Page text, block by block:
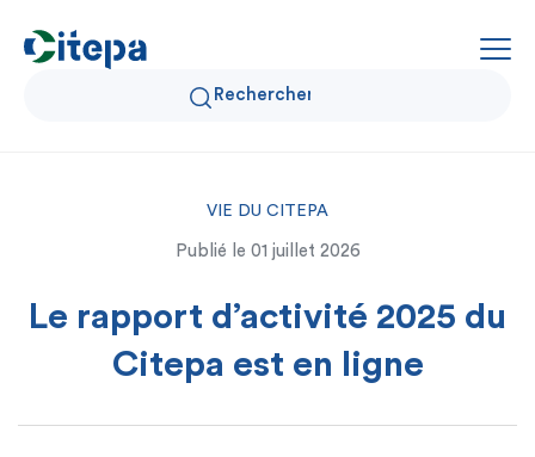
Qui sommes-nous ?
Actualités et décryptages
VIE DU CITEPA
Publié le 01 juillet 2026
Le rapport d’activité 2025 du
Citepa est en ligne